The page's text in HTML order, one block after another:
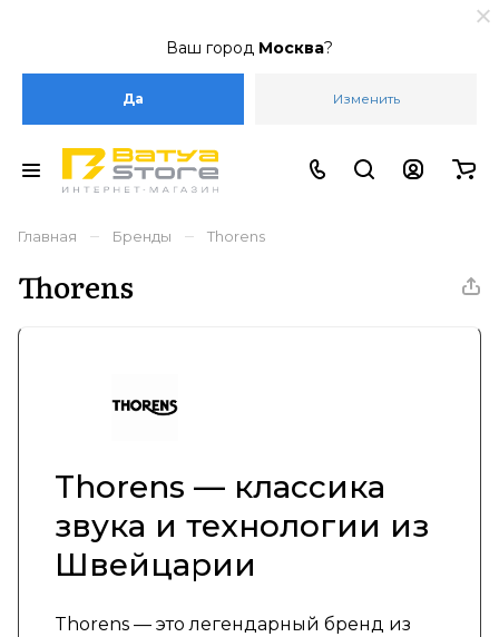
Ваш город Москва?
Да Изменить
Главная – Бренды – Thorens
Thorens
Thorens — классика
звука и технологии из
Швейцарии
Thorens — это легендарный бренд из